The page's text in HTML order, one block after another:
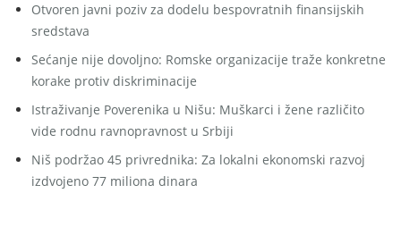
Otvoren javni poziv za dodelu bespovratnih finansijskih
sredstava
Sećanje nije dovoljno: Romske organizacije traže konkretne
korake protiv diskriminacije
Istraživanje Poverenika u Nišu: Muškarci i žene različito
vide rodnu ravnopravnost u Srbiji
Niš podržao 45 privrednika: Za lokalni ekonomski razvoj
izdvojeno 77 miliona dinara